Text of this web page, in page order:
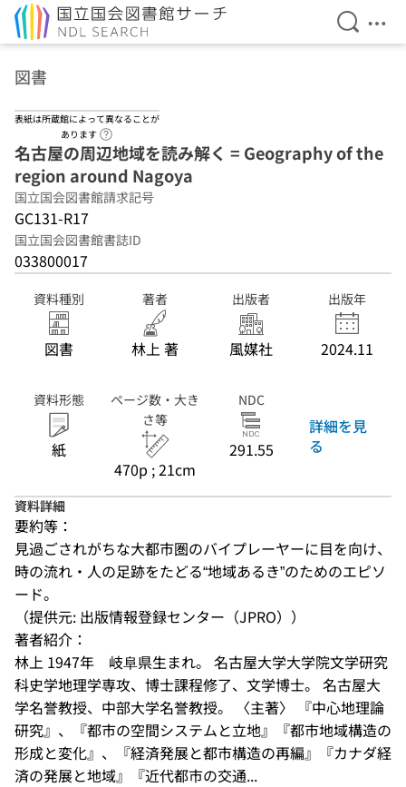
検索を
メ
図書
表紙は所蔵館によって異なることが
あります
名古屋の周辺地域を読み解く = Geography of the
region around Nagoya
国立国会図書館請求記号
GC131-R17
国立国会図書館書誌ID
033800017
資料種別
図書
著者
林上 著
出版者
風媒社
出版年
2024.11
資料形態
紙
ページ数・大き
さ等
470p ; 21cm
NDC
291.55
詳細を見
る
資料詳細
要約等：
見過ごされがちな大都市圏のバイプレーヤーに目を向け、
時の流れ・人の足跡をたどる“地域あるき”のためのエピソ
ード。
（提供元: 出版情報登録センター（JPRO））
著者紹介：
林上 1947年　岐阜県生まれ。 名古屋大学大学院文学研究
科史学地理学専攻、博士課程修了、文学博士。 名古屋大
学名誉教授、中部大学名誉教授。 〈主著〉 『中心地理論
研究』、『都市の空間システムと立地』『都市地域構造の
形成と変化』、『経済発展と都市構造の再編』『カナダ経
済の発展と地域』『近代都市の交通...